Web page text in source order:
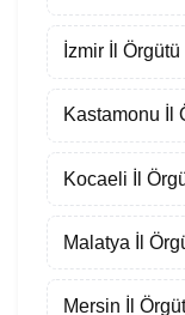
İzmir İl Örgütü
Kastamonu İl
Kocaeli İl
Malatya İl
Mersin İl